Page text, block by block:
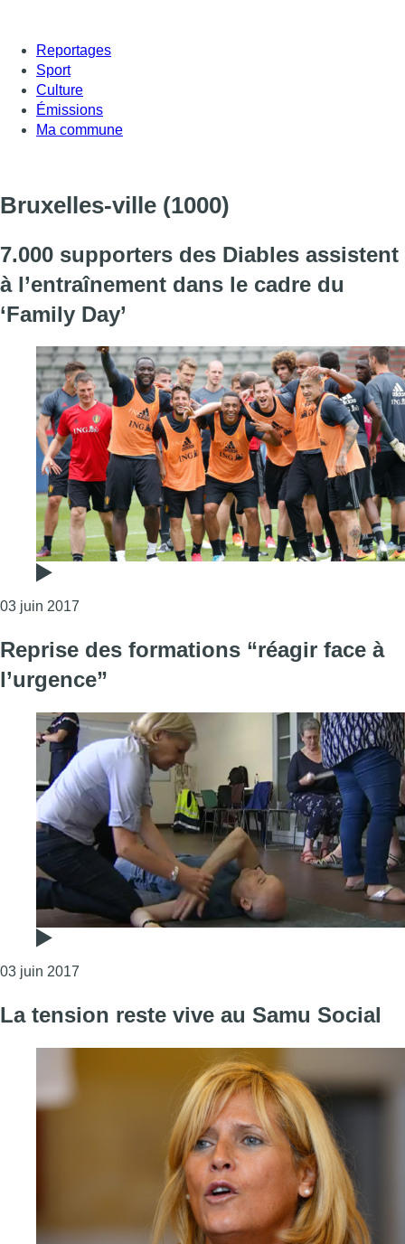
Reportages
Sport
Culture
Émissions
Ma commune
Bruxelles-ville (1000)
7.000 supporters des Diables assistent
à l’entraînement dans le cadre du
‘Family Day’
03 juin 2017
Reprise des formations “réagir face à
l’urgence”
03 juin 2017
La tension reste vive au Samu Social